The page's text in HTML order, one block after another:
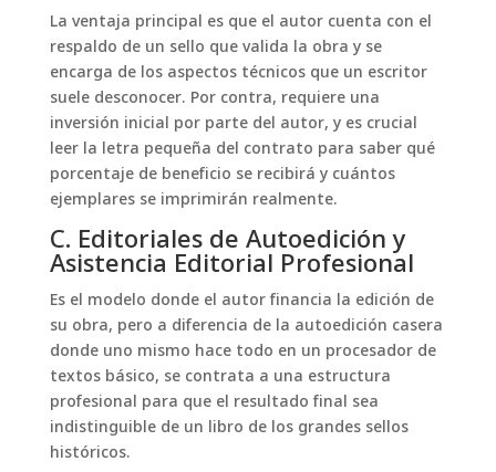
La ventaja principal es que el autor cuenta con el
respaldo de un sello que valida la obra y se
encarga de los aspectos técnicos que un escritor
suele desconocer. Por contra, requiere una
inversión inicial por parte del autor, y es crucial
leer la letra pequeña del contrato para saber qué
porcentaje de beneficio se recibirá y cuántos
ejemplares se imprimirán realmente.
C. Editoriales de Autoedición y
Asistencia Editorial Profesional
Es el modelo donde el autor financia la edición de
su obra, pero a diferencia de la autoedición casera
donde uno mismo hace todo en un procesador de
textos básico, se contrata a una estructura
profesional para que el resultado final sea
indistinguible de un libro de los grandes sellos
históricos.